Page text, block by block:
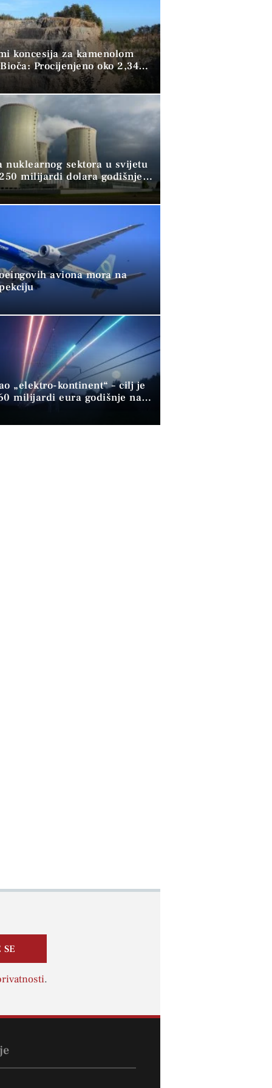
koncesija za kamenolom
Procijenjeno oko 2,34
kamena
nuklearnog sektora u svijetu
milijardi dolara godišnje,
pomoć banaka
aviona mora na
„elektro-kontinent“ – cilj je
milijardi eura godišnje na
SE
.